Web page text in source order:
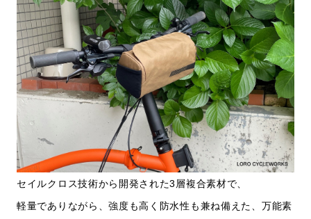
セイルクロス技術から開発された3層複合素材で、
軽量でありながら、強度も高く防水性も兼ね備えた、万能素